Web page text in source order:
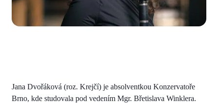
Jana Dvořáková (roz. Krejčí) je absolventkou Konzervatoře
Brno, kde studovala pod vedením Mgr. Břetislava Winklera.